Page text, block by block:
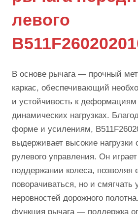
левого
В основе рычага — прочный
каркас, обеспечивающий
и устойчивость к деформациям
динамических нагрузках.
форме и усилениям,
выдерживает высокие нагрузки
рулевого управления. Он
поддержании колеса, позволяя
поворачиваться, но и смягчать
неровностей дорожного
функция рычага — поддержка